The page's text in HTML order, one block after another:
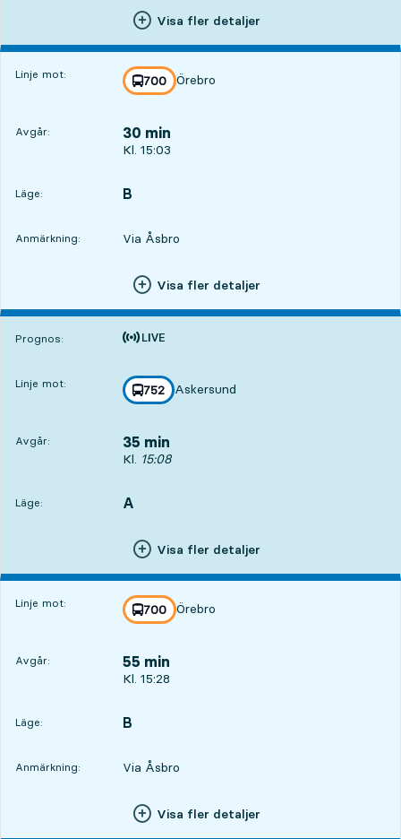
Visa fler detaljer
Linje mot: linje
700
mot
Örebro
,
Avgår: 30 min
Avgår, Kl. 15:03, om 30 min
Kl. 15:03
Läge:
LÄGE, B
,
Anmärkning: Via Åsbro
Visa fler detaljer
Prognos:
Tiden är prognos
Linje mot: linje
752
mot
Askersund
,
Avgår: 35 min
Avgår, Kl. 15:08, om 35 min
Kl. 15:08
Läge:
LÄGE, A
,
Visa fler detaljer
Linje mot: linje
700
mot
Örebro
,
Avgår: 55 min
Avgår, Kl. 15:28, om 55 min
Kl. 15:28
Läge:
LÄGE, B
,
Anmärkning: Via Åsbro
Visa fler detaljer